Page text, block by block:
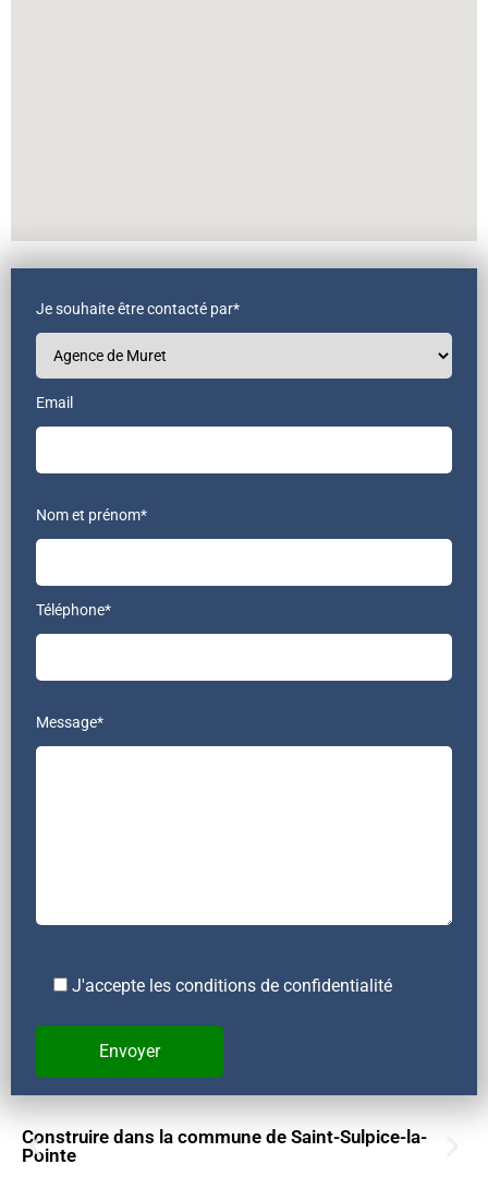
Je souhaite être contacté par*
Email
Nom et prénom*
Téléphone*
Message*
J'accepte les conditions de confidentialité
Construire dans la commune de Saint-Sulpice-la-
Pointe